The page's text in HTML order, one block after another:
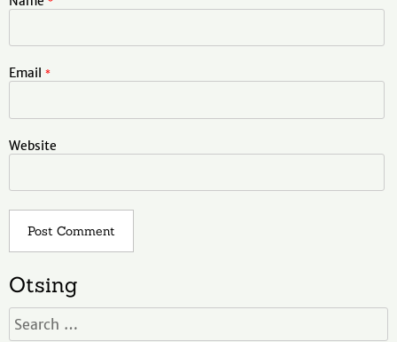
Email *
Website
Otsing